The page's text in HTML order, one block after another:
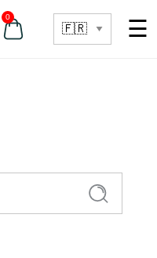
0 ☰
Recherche